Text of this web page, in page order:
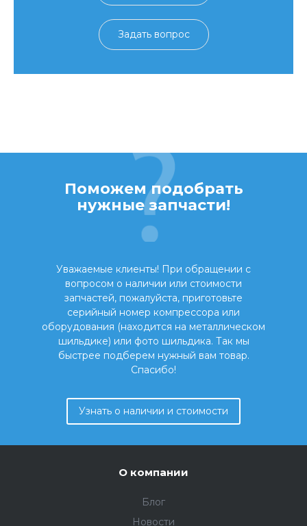
Задать вопрос
Поможем подобрать
нужные запчасти!
Уважаемые клиенты! При обращении с
вопросом о наличии или стоимости
запчастей, пожалуйста, приготовьте
серийный номер компрессора или
оборудования (находится на металлическом
шильдике) или фото шильдика. Так мы
быстрее подберем нужный вам товар.
Спасибо!
Узнать о наличии и стоимости
О компании
Блог
Новости